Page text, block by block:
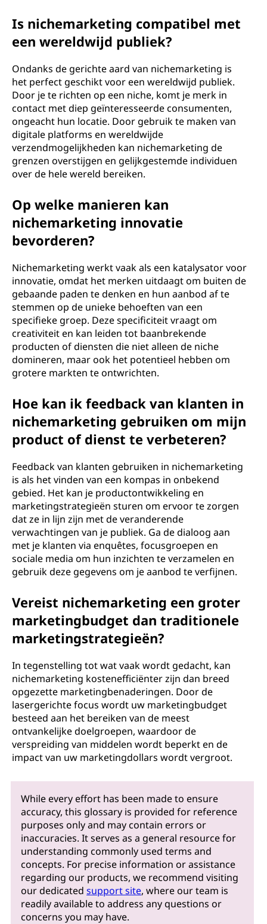
Is nichemarketing compatibel met
een wereldwijd publiek?
Ondanks de gerichte aard van nichemarketing is
het perfect geschikt voor een wereldwijd publiek.
Door je te richten op een niche, komt je merk in
contact met diep geïnteresseerde consumenten,
ongeacht hun locatie. Door gebruik te maken van
digitale platforms en wereldwijde
verzendmogelijkheden kan nichemarketing de
grenzen overstijgen en gelijkgestemde individuen
over de hele wereld bereiken.
Op welke manieren kan
nichemarketing innovatie
bevorderen?
Nichemarketing werkt vaak als een katalysator voor
innovatie, omdat het merken uitdaagt om buiten de
gebaande paden te denken en hun aanbod af te
stemmen op de unieke behoeften van een
specifieke groep. Deze specificiteit vraagt om
creativiteit en kan leiden tot baanbrekende
producten of diensten die niet alleen de niche
domineren, maar ook het potentieel hebben om
grotere markten te ontwrichten.
Hoe kan ik feedback van klanten in
nichemarketing gebruiken om mijn
product of dienst te verbeteren?
Feedback van klanten gebruiken in nichemarketing
is als het vinden van een kompas in onbekend
gebied. Het kan je productontwikkeling en
marketingstrategieën sturen om ervoor te zorgen
dat ze in lijn zijn met de veranderende
verwachtingen van je publiek. Ga de dialoog aan
met je klanten via enquêtes, focusgroepen en
sociale media om hun inzichten te verzamelen en
gebruik deze gegevens om je aanbod te verfijnen.
Vereist nichemarketing een groter
marketingbudget dan traditionele
marketingstrategieën?
In tegenstelling tot wat vaak wordt gedacht, kan
nichemarketing kostenefficiënter zijn dan breed
opgezette marketingbenaderingen. Door de
lasergerichte focus wordt uw marketingbudget
besteed aan het bereiken van de meest
ontvankelijke doelgroepen, waardoor de
verspreiding van middelen wordt beperkt en de
impact van uw marketingdollars wordt vergroot.
While every effort has been made to ensure
accuracy, this glossary is provided for reference
purposes only and may contain errors or
inaccuracies. It serves as a general resource for
understanding commonly used terms and
concepts. For precise information or assistance
regarding our products, we recommend visiting
our dedicatedsupport site, where our team is
readily available to address any questions or
concerns you may have.